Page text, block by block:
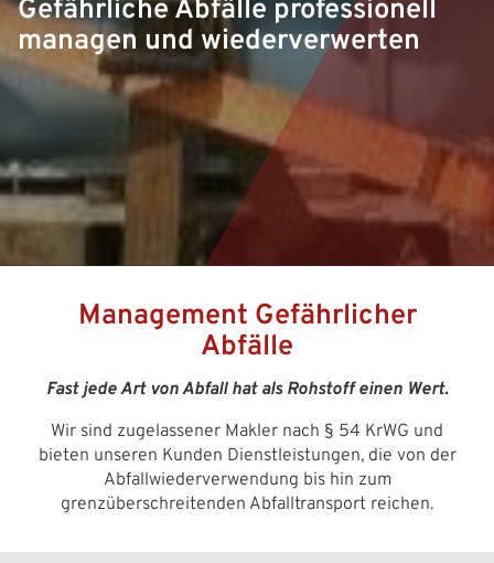
Gefährliche Abfälle professionell
managen und wiederverwerten
Management Gefährlicher
Abfälle
Fast jede Art von Abfall hat als Rohstoff einen Wert.
Wir sind zugelassener Makler nach § 54 KrWG und
bieten unseren Kunden Dienstleistungen, die von der
Abfallwiederverwendung bis hin zum
grenzüberschreitenden Abfalltransport reichen.